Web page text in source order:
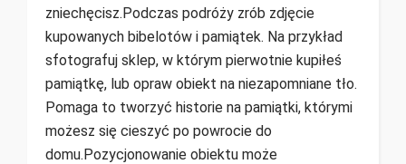
zniechęcisz.Podczas podróży zrób zdjęcie
kupowanych bibelotów i pamiątek. Na przykład
sfotografuj sklep, w którym pierwotnie kupiłeś
pamiątkę, lub opraw obiekt na niezapomniane tło.
Pomaga to tworzyć historie na pamiątki, którymi
możesz się cieszyć po powrocie do
domu.Pozycjonowanie obiektu może